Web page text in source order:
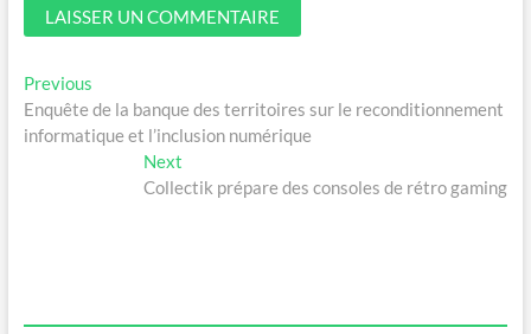
Navigation
de
PreviousPrevious
post:
Enquête de la banque des territoires sur le reconditionnement
informatique et l’inclusion numérique
Next
post:
Collectik prépare des consoles de rétro gaming